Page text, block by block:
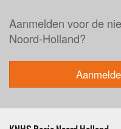
Aanmelden voor de
Noord-Holland?